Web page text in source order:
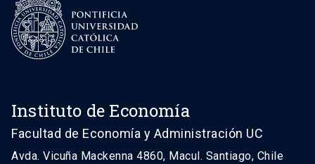
Instituto de Economía
Facultad de Economía y Administración UC
Avda. Vicuña Mackenna 4860, Macul. Santiago, Chile